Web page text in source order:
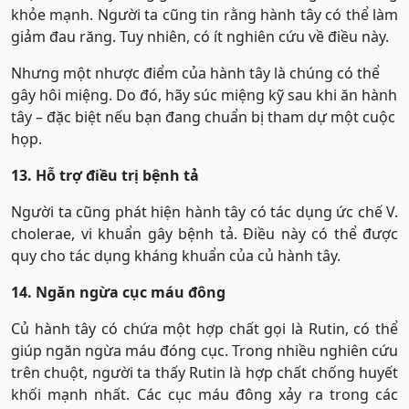
khỏe mạnh. Người ta cũng tin rằng hành tây có thể làm
giảm đau răng. Tuy nhiên, có ít nghiên cứu về điều này.
Nhưng một nhược điểm của hành tây là chúng có thể
gây hôi miệng. Do đó, hãy súc miệng kỹ sau khi ăn hành
tây – đặc biệt nếu bạn đang chuẩn bị tham dự một cuộc
họp.
13. Hỗ trợ điều trị bệnh tả
Người ta cũng phát hiện hành tây có tác dụng ức chế V.
cholerae, vi khuẩn gây bệnh tả. Điều này có thể được
quy cho tác dụng kháng khuẩn của củ hành tây.
14. Ngăn ngừa cục máu đông
Củ hành tây có chứa một hợp chất gọi là Rutin, có thể
giúp ngăn ngừa máu đóng cục. Trong nhiều nghiên cứu
trên chuột, người ta thấy Rutin là hợp chất chống huyết
khối mạnh nhất. Các cục máu đông xảy ra trong các